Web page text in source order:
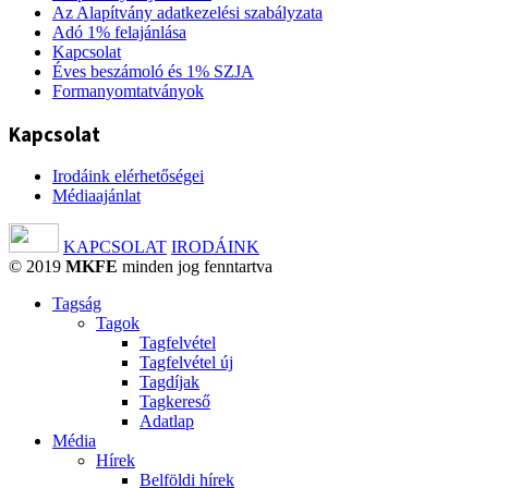
Az Alapítvány adatkezelési szabályzata
Adó 1% felajánlása
Kapcsolat
Éves beszámoló és 1% SZJA
Formanyomtatványok
Kapcsolat
Irodáink elérhetőségei
Médiaajánlat
KAPCSOLAT IRODÁINK
© 2019 MKFE minden jog fenntartva
Tagság
Tagok
Tagfelvétel
Tagfelvétel új
Tagdíjak
Tagkereső
Adatlap
Média
Hírek
Belföldi hírek